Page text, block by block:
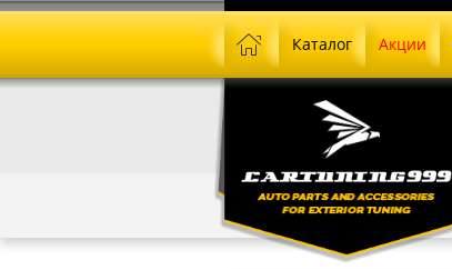
Каталог Акции